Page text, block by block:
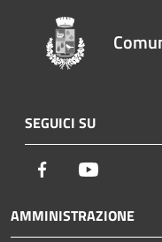
SEGUICI SU
Facebook
AMMINISTRAZIONE